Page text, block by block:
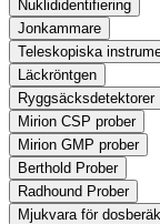
Nuklididentifiering
Jonkammare
Teleskopiska
Läckröntgen
Ryggsäcksdetektorer
Mirion CSP prober
Mirion GMP prober
Berthold Prober
Radhound Prober
Mjukvara för